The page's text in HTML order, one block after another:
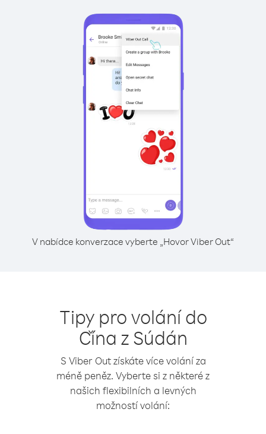
V nabídce konverzace vyberte „Hovor Viber Out“
Tipy pro volání do
Čína z Súdán
S Viber Out získáte více volání za
méně peněz. Vyberte si z některé z
našich flexibilních a levných
možností volání: